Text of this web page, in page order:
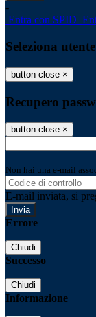
-
Entra con SPID
Seleziona utente
button close ×
Recupero
button close ×
Non hai una e-mail
E-mail inviata, si
Errore
Chiudi
Successo
Chiudi
Informazione